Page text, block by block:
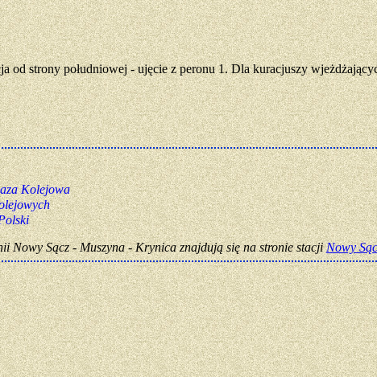
od strony południowej - ujęcie z peronu 1. Dla kuracjuszy
Kolejowa
Nowy Sącz - Muszyna - Krynica znajdują się na stronie stacjiNowy